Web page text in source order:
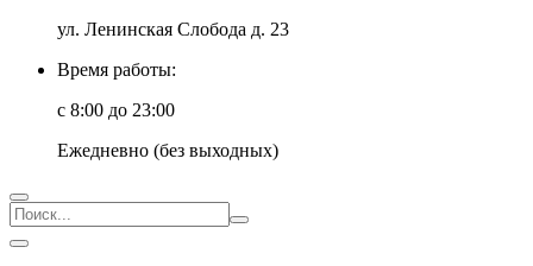
ул. Ленинская Слобода д. 23
Время работы:
с 8:00 до 23:00
Ежедневно (без выходных)